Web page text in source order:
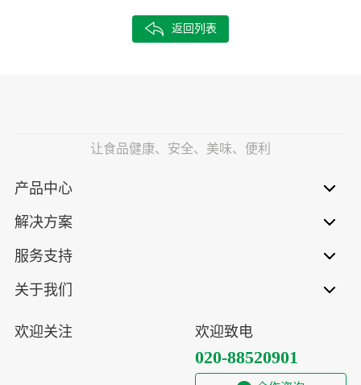
返回列表
让食品健康、安全、美味、便利
产品中心
解决方案
服务支持
关于我们
欢迎关注 欢迎致电
020-88520901